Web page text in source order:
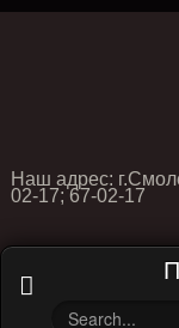
Наш адрес:
02-17; 67-02-17